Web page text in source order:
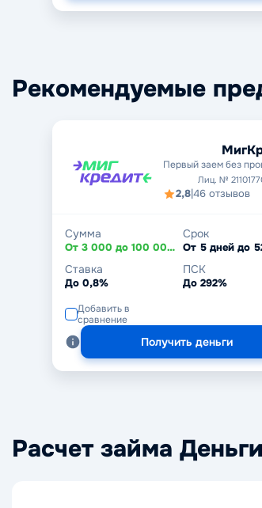
Рекомендуемые
Первый заем без
Лиц. №
2,8|46 отзывов
Сумма
От 3 000 до 100 000 ₽
Срок
Ставка
До 0,8%
ПСК
До 292%
Добавить в
сравнение
Получить деньги
Расчет займа